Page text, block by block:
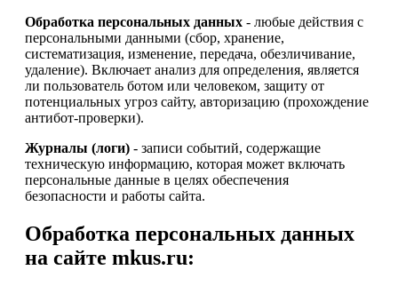
Обработка персональных данных - любые действия с
персональными данными (сбор, хранение,
систематизация, изменение, передача, обезличивание,
удаление). Включает анализ для определения, является
ли пользователь ботом или человеком, защиту от
потенциальных угроз сайту, авторизацию (прохождение
антибот-проверки).
Журналы (логи) - записи событий, содержащие
техническую информацию, которая может включать
персональные данные в целях обеспечения
безопасности и работы сайта.
Обработка персональных данных
на сайте mkus.ru: